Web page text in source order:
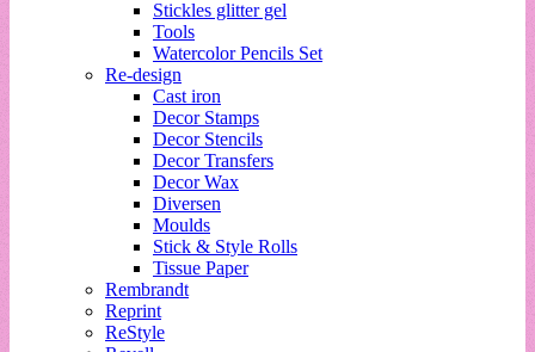
Stickles glitter gel
Tools
Watercolor Pencils Set
Re-design
Cast iron
Decor Stamps
Decor Stencils
Decor Transfers
Decor Wax
Diversen
Moulds
Stick & Style Rolls
Tissue Paper
Rembrandt
Reprint
ReStyle